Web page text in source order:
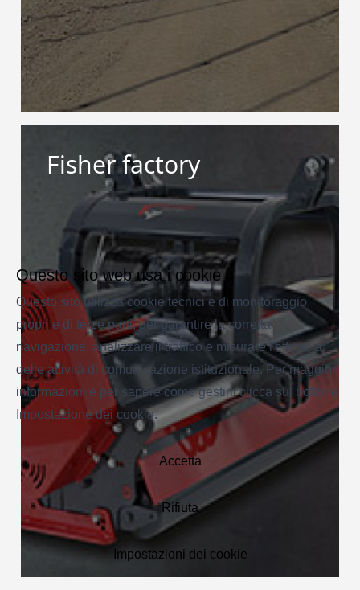
Questo sito web usa i cookie
Questo sito utilizza cookie tecnici e di monitoraggio,
propri e di terze parti, per garantire la corretta
navigazione, analizzare il traffico e misurare l'efficacia
delle attività di comunicazione istituzionale. Per maggiori
informazioni e per sapere come gestirli clicca sul bottone
Impostazione dei cookie.
Accetta
Rifiuta
Impostazioni dei cookie
Fisher factory